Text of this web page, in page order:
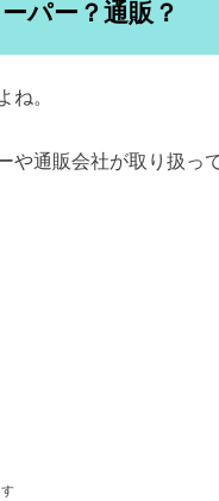
パー？通販？
ね。
や通販会社が取り扱っ